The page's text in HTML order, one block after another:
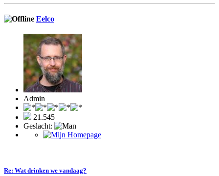
Eelco
Admin
21.545
Geslacht:
Re: Wat drinken we vandaag?